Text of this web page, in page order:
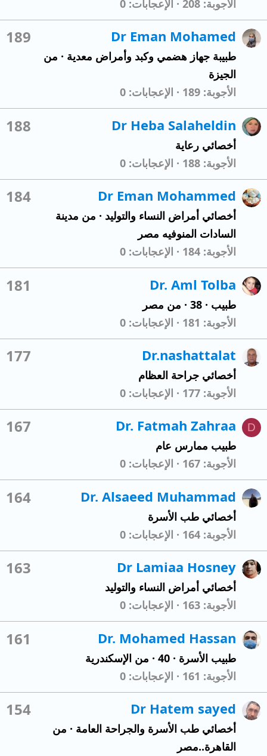
الأجوبة 208 الإعجابات 0
189 Dr Eman Mohamed
طبيبة جهاز هضمي وكبد وأمراض معدية · من
الجيزة
الأجوبة 189 الإعجابات 0
188 Dr Heba Salaheldin
أخصائي رعاية
الأجوبة 188 الإعجابات 0
184 Dr Eman Mohammed
أخصائي أمراض النساء والتوليد · من مدينة
السادات المنوفيه مصر
الأجوبة 184 الإعجابات 0
181 Dr. Aml Tolba
طبيب ·
· من مصر
الأجوبة 181 الإعجابات 0
177 Dr.nashattalat
أخصائي جراحة العظام
الأجوبة 177 الإعجابات 0
D
167 Dr. Fatmah Zahraa
طبيب ممارس عام
الأجوبة 167 الإعجابات 0
164 Dr. Alsaeed Muhammad
أخصائي طب الأسرة
الأجوبة 164 الإعجابات 0
163 Dr Lamiaa Hosney
أخصائي أمراض النساء والتوليد
الأجوبة 163 الإعجابات 0
161 Dr. Mohamed Hassan
طبيب الأسرة ·
· من الإسكندرية
الأجوبة 161 الإعجابات 0
154 Dr Hatem sayed
أخصائي طب الأسرة والجراحة العامة · من
القاهرة..مصر